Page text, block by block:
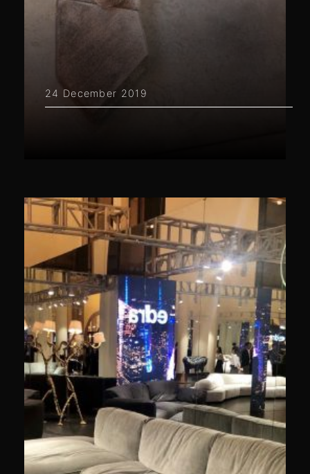
24 December 2019